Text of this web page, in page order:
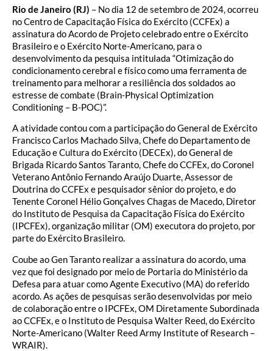
Rio de Janeiro (RJ) – No dia 12 de setembro de 2024, ocorreu
no Centro de Capacitação Física do Exército (CCFEx) a
assinatura do Acordo de Projeto celebrado entre o Exército
Brasileiro e o Exército Norte-Americano, para o
desenvolvimento da pesquisa intitulada “Otimização do
condicionamento cerebral e físico como uma ferramenta de
treinamento para melhorar a resiliência dos soldados ao
estresse de combate (Brain-Physical Optimization
Conditioning – B-POC)”.
A atividade contou com a participação do General de Exército
Francisco Carlos Machado Silva, Chefe do Departamento de
Educação e Cultura do Exército (DECEx), do General de
Brigada Ricardo Santos Taranto, Chefe do CCFEx, do Coronel
Veterano Antônio Fernando Araújo Duarte, Assessor de
Doutrina do CCFEx e pesquisador sênior do projeto, e do
Tenente Coronel Hélio Gonçalves Chagas de Macedo, Diretor
do Instituto de Pesquisa da Capacitação Física do Exército
(IPCFEx), organização militar (OM) executora do projeto, por
parte do Exército Brasileiro.
Coube ao Gen Taranto realizar a assinatura do acordo, uma
vez que foi designado por meio de Portaria do Ministério da
Defesa para atuar como Agente Executivo (MA) do referido
acordo. As ações de pesquisas serão desenvolvidas por meio
de colaboração entre o IPCFEx, OM Diretamente Subordinada
ao CCFEx, e o Instituto de Pesquisa Walter Reed, do Exército
Norte-Americano (Walter Reed Army Institute of Research –
WRAIR).